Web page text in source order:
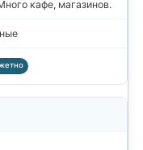
кафе, магазинов.